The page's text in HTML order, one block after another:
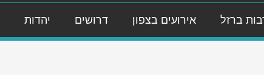
ברזל אירועים בצפון דרושים יהדות